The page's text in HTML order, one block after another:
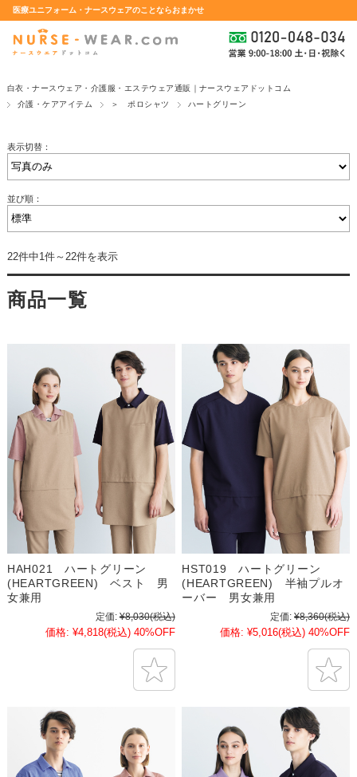
医療ユニフォーム・ナースウェアのことならおまかせ
白衣・ナースウェア・介護服・エステウェア通販｜ナースウェアドットコム
介護・ケアアイテム
＞ ポロシャツ ハートグリーン
表示切替：
並び順：
22件中1件～22件を表示
商品一覧
HAH021 ハートグリーン
(HEARTGREEN) ベスト 男
女兼用
定価: ¥8,030(税込)
価格: ¥4,818(税込) 40%OFF
HST019 ハートグリーン
(HEARTGREEN) 半袖プルオ
ーバー 男女兼用
定価: ¥8,360(税込)
価格: ¥5,016(税込) 40%OFF